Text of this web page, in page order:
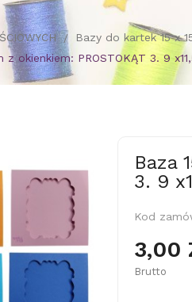
Bazy do kartek 15 x
z okienkiem: PROSTOKĄT 3. 9
Baza
3. 9
Kod
3,00
Brutto